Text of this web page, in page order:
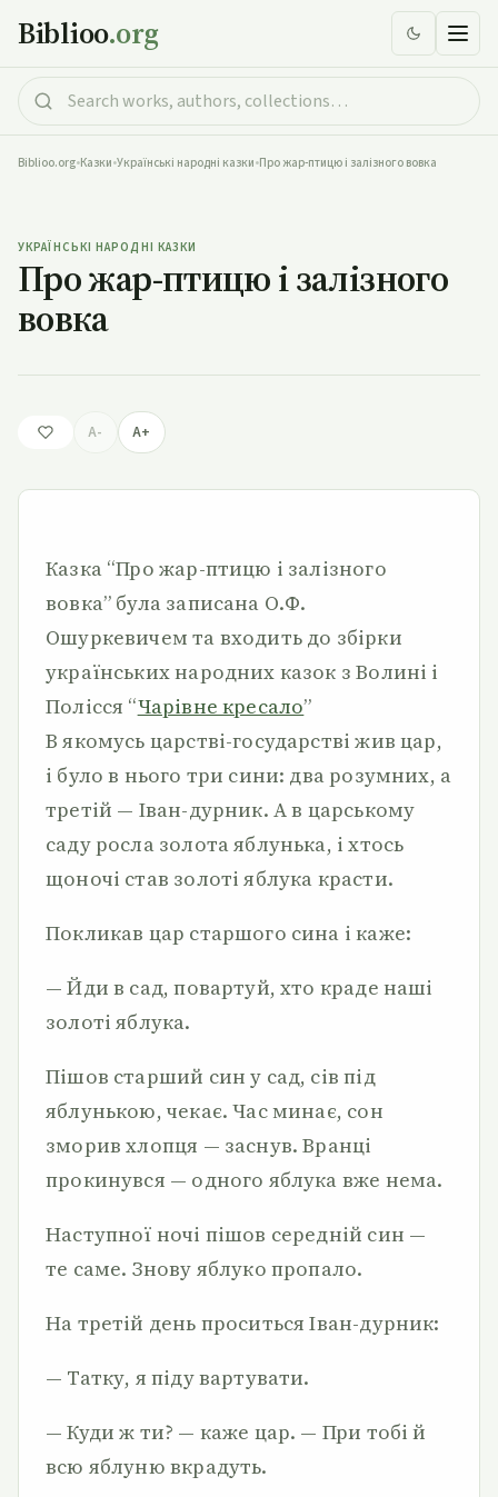
Biblioo.org
Biblioo.org•Казки•Українські народні казки•Про жар-птицю і залізного вовка
УКРАЇНСЬКІ НАРОДНІ КАЗКИ
Про жар-птицю і залізного
вовка
A- A+
Казка “Про жар-птицю і залізного
вовка” була записана О.Ф.
Ошуркевичем та входить до збірки
українських народних казок з Волині і
Полісся “Чарівне кресало”
В якомусь царстві-государстві жив цар,
і було в нього три сини: два розумних, а
третій — Іван-дурник. А в царському
саду росла золота яблунька, і хтось
щоночі став золоті яблука красти.
Покликав цар старшого сина і каже:
— Йди в сад, повартуй, хто краде наші
золоті яблука.
Пішов старший син у сад, сів під
яблунькою, чекає. Час минає, сон
зморив хлопця — заснув. Вранці
прокинувся — одного яблука вже нема.
Наступної ночі пішов середній син —
те саме. Знову яблуко пропало.
На третій день проситься Іван-дурник:
— Татку, я піду вартувати.
— Куди ж ти? — каже цар. — При тобі й
всю яблуню вкрадуть.